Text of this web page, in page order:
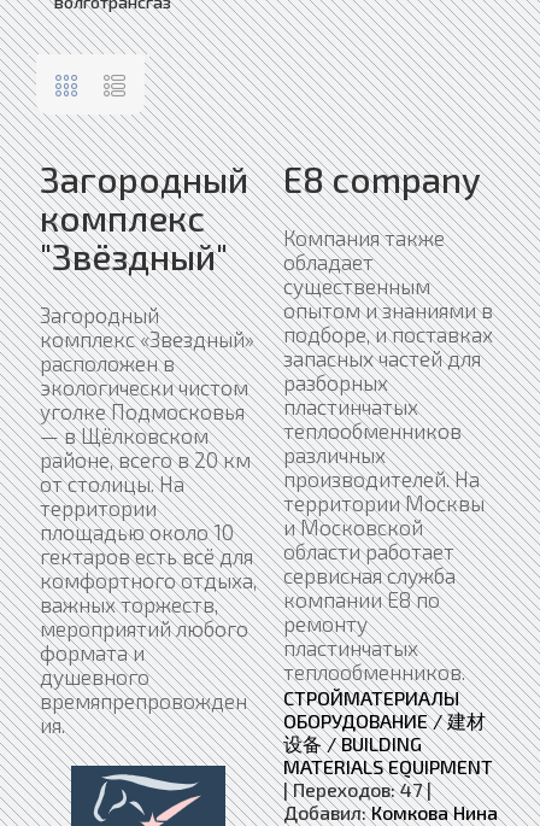
Загородный
комплекс
"Звёздный"
Загородный
комплекс «Звездный»
расположен в
экологически чистом
уголке Подмосковья
— в Щёлковском
районе, всего в 20 км
от столицы. На
территории
площадью около 10
гектаров есть всё для
комфортного отдыха,
важных торжеств,
мероприятий любого
формата и
душевного
времяпрепровожден
ия.
Е8 company
Компания также
обладает
существенным
опытом и знаниями в
подборе, и поставках
запасных частей для
разборных
пластинчатых
теплообменников
различных
производителей. На
территории Москвы
и Московской
области работает
сервисная служба
компании Е8 по
ремонту
пластинчатых
теплообменников.
СТРОЙМАТЕРИАЛЫ
ОБОРУДОВАНИЕ / 建材
设备 / BUILDING
MATERIALS EQUIPMENT
|Переходов: 47 |
Добавил: Комкова Нина